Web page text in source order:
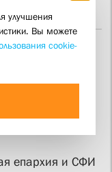
о
и
на
епархия и СФИ
улучшения
Вы можете
cookie-